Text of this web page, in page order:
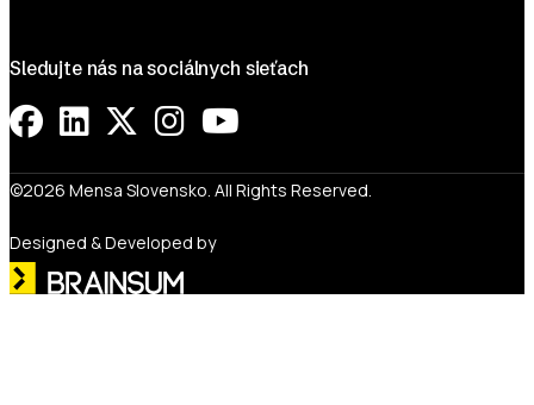
Sledujte nás na sociálnych sieťach
©2026 Mensa Slovensko. All Rights Reserved.
Designed & Developed by